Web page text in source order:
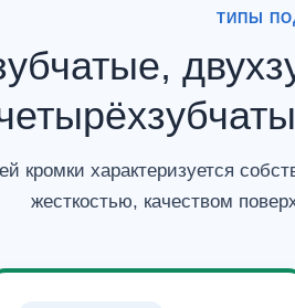
ТИПЫ
кромки характеризуется
жесткостью, качеством